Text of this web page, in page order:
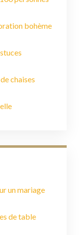
bohème
chaises
un mariage
de table